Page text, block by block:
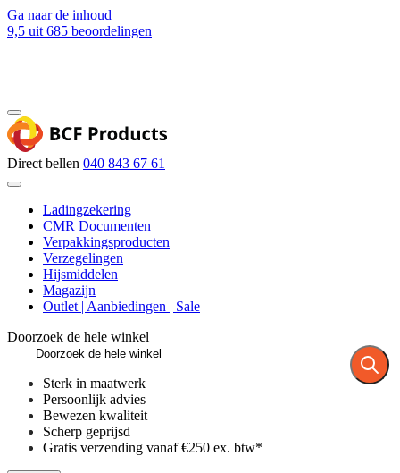
Ga naar de inhoud
9,5 uit 685 beoordelingen
Direct bellen 040 843 67 61
Ladingzekering
CMR Documenten
Verpakkingsproducten
Verzegelingen
Hijsmiddelen
Magazijn
Outlet | Aanbiedingen | Sale
Doorzoek de hele winkel
Sterk in maatwerk
Persoonlijk advies
Bewezen kwaliteit
Scherp geprijsd
Gratis verzending vanaf €250 ex. btw*